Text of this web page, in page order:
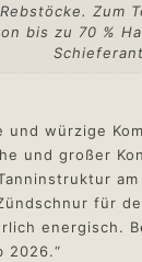
Zum
bis zu 70 %
und würzige
und großer
am
für
energisch.
2026.“